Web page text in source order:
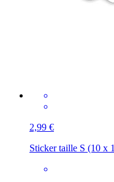
2,99 €
Sticker taille S (10 x